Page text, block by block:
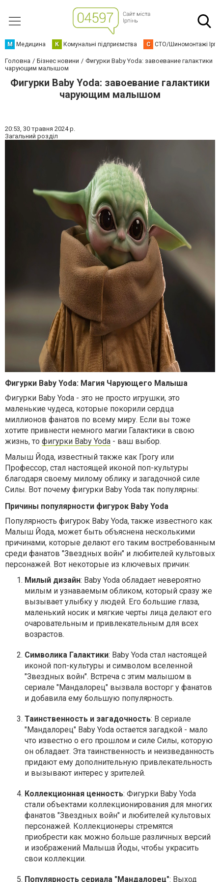
М Медицина К Комунальні підприємства С СТО/Шиномонтажі
Головна Бізнес новини
Фигурки Baby Yoda: завоевание галактики
чарующим малышом
Фигурки Baby Yoda: завоевание галактики
чарующим малышом
20:53, 30 травня 2024 р.
Загальний розділ
Фигурки Baby Yoda: Магия Чарующего Малыша
Фигурки Baby Yoda - это не просто игрушки, это
маленькие чудеса, которые покорили сердца
миллионов фанатов по всему миру. Если вы тоже
хотите привнести немного магии Галактики в свою
жизнь, то фигурки Baby Yoda - ваш выбор.
Малыш Йода, известный также как Грогу или
Профессор, стал настоящей иконой поп-культуры
благодаря своему милому облику и загадочной силе
Силы. Вот почему фигурки Baby Yoda так популярны:
Причины популярности фигурок Baby Yoda
Популярность фигурок Baby Yoda, также известного как
Малыш Йода, может быть объяснена несколькими
причинами, которые делают его таким востребованным
среди фанатов "Звездных войн" и любителей культовых
персонажей. Вот некоторые из ключевых причин:
Милый дизайн: Baby Yoda обладает невероятно
милым и узнаваемым обликом, который сразу же
вызывает улыбку у людей. Его большие глаза,
маленький носик и мягкие черты лица делают его
очаровательным и привлекательным для всех
возрастов.
Символика Галактики: Baby Yoda стал настоящей
иконой поп-культуры и символом вселенной
"Звездных войн". Встреча с этим малышом в
сериале "Мандалорец" вызвала восторг у фанатов
и добавила ему большую популярность.
Таинственность и загадочность: В сериале
"Мандалорец" Baby Yoda остается загадкой - мало
что известно о его прошлом и силе Силы, которую
он обладает. Эта таинственность и неизведанность
придают ему дополнительную привлекательность
и вызывают интерес у зрителей.
Коллекционная ценность: Фигурки Baby Yoda
стали объектами коллекционирования для многих
фанатов "Звездных войн" и любителей культовых
персонажей. Коллекционеры стремятся
приобрести как можно больше различных версий
и изображений Малыша Йоды, чтобы украсить
свои коллекции.
Популярность сериала "Мандалорец": Выход